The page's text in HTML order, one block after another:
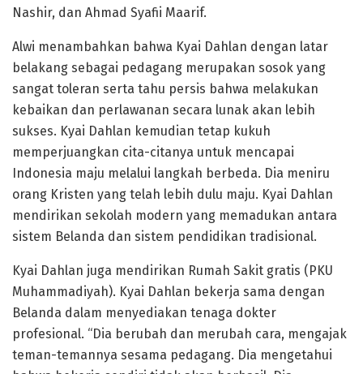
Nashir, dan Ahmad Syafii Maarif.
Alwi menambahkan bahwa Kyai Dahlan dengan latar
belakang sebagai pedagang merupakan sosok yang
sangat toleran serta tahu persis bahwa melakukan
kebaikan dan perlawanan secara lunak akan lebih
sukses. Kyai Dahlan kemudian tetap kukuh
memperjuangkan cita-citanya untuk mencapai
Indonesia maju melalui langkah berbeda. Dia meniru
orang Kristen yang telah lebih dulu maju. Kyai Dahlan
mendirikan sekolah modern yang memadukan antara
sistem Belanda dan sistem pendidikan tradisional.
Kyai Dahlan juga mendirikan Rumah Sakit gratis (PKU
Muhammadiyah). Kyai Dahlan bekerja sama dengan
Belanda dalam menyediakan tenaga dokter
profesional. “Dia berubah dan merubah cara, mengajak
teman-temannya sesama pedagang. Dia mengetahui